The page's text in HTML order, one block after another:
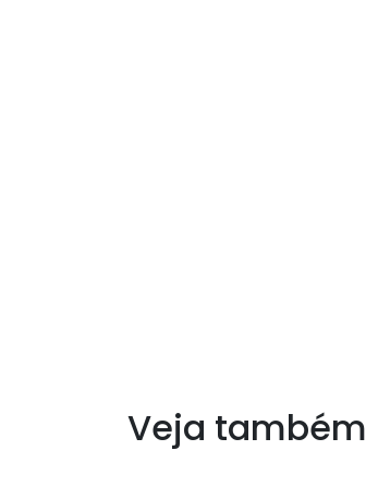
Veja também